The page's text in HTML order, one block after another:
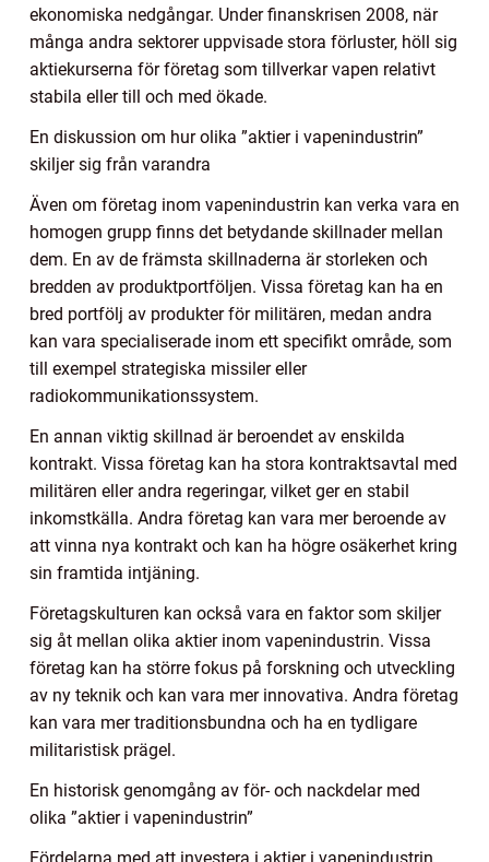
ekonomiska nedgångar. Under finanskrisen 2008, när
många andra sektorer uppvisade stora förluster, höll sig
aktiekurserna för företag som tillverkar vapen relativt
stabila eller till och med ökade.
En diskussion om hur olika ”aktier i vapenindustrin”
skiljer sig från varandra
Även om företag inom vapenindustrin kan verka vara en
homogen grupp finns det betydande skillnader mellan
dem. En av de främsta skillnaderna är storleken och
bredden av produktportföljen. Vissa företag kan ha en
bred portfölj av produkter för militären, medan andra
kan vara specialiserade inom ett specifikt område, som
till exempel strategiska missiler eller
radiokommunikationssystem.
En annan viktig skillnad är beroendet av enskilda
kontrakt. Vissa företag kan ha stora kontraktsavtal med
militären eller andra regeringar, vilket ger en stabil
inkomstkälla. Andra företag kan vara mer beroende av
att vinna nya kontrakt och kan ha högre osäkerhet kring
sin framtida intjäning.
Företagskulturen kan också vara en faktor som skiljer
sig åt mellan olika aktier inom vapenindustrin. Vissa
företag kan ha större fokus på forskning och utveckling
av ny teknik och kan vara mer innovativa. Andra företag
kan vara mer traditionsbundna och ha en tydligare
militaristisk prägel.
En historisk genomgång av för- och nackdelar med
olika ”aktier i vapenindustrin”